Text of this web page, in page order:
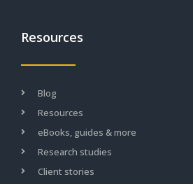
Resources
Blog
Resources
eBooks, guides & more
Research studies
Client stories